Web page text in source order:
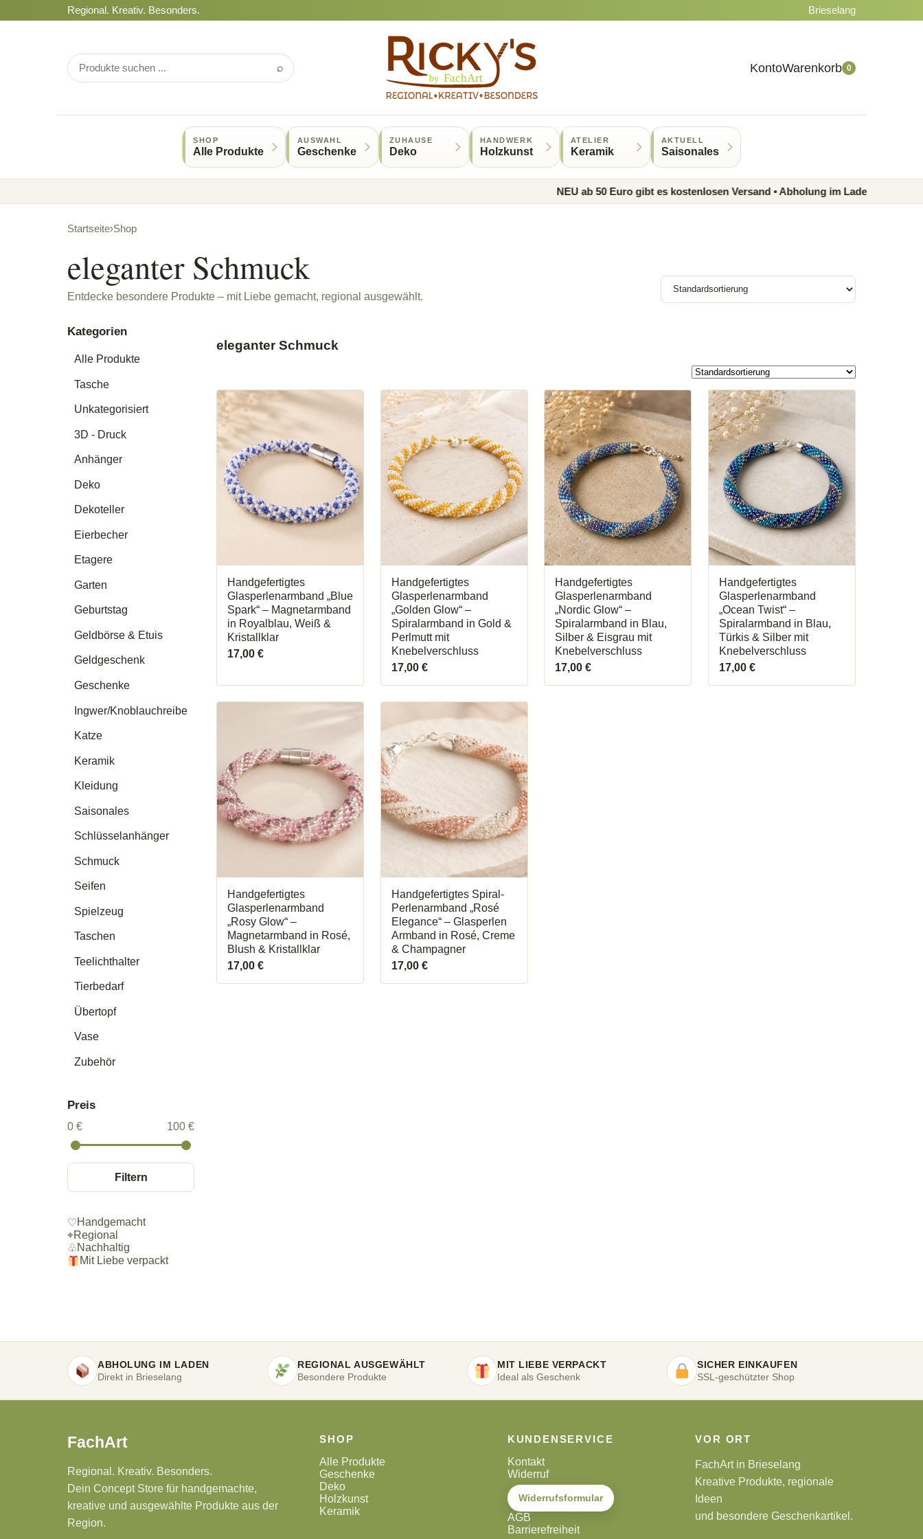
Regional. Kreativ. Besonders. Brieselang
⌕ KontoWarenkorb 0
SHOP
Alle Produkte
AUSWAHL
Geschenke
ZUHAUSE
Deko
HANDWERK
Holzkunst
ATELIER
Keramik
AKTUELL
Saisonales
NEU ab 50 Euro gibt es kostenlosen Versand • Abholung im Laden möglich •
Startseite›Shop
eleganter Schmuck
Entdecke besondere Produkte – mit Liebe gemacht, regional ausgewählt.
Kategorien
Alle Produkte
Tasche
Unkategorisiert
3D - Druck
Anhänger
Deko
Dekoteller
Eierbecher
Etagere
Garten
Geburtstag
Geldbörse & Etuis
Geldgeschenk
Geschenke
Ingwer/Knoblauchreibe
Katze
Keramik
Kleidung
Saisonales
Schlüsselanhänger
Schmuck
Seifen
Spielzeug
Taschen
Teelichthalter
Tierbedarf
Übertopf
Vase
Zubehör
Preis
0 € 100 €
Filtern
♡Handgemacht
⌖Regional
♧Nachhaltig
Mit Liebe verpackt
eleganter Schmuck
Handgefertigtes
Glasperlenarmband „Blue
Spark“ – Magnetarmband
in Royalblau, Weiß &
Kristallklar
17,00€
Handgefertigtes
Glasperlenarmband
„Golden Glow“ –
Spiralarmband in Gold &
Perlmutt mit
Knebelverschluss
17,00 €
Handgefertigtes
Glasperlenarmband
„Nordic Glow“ –
Spiralarmband in Blau,
Silber & Eisgrau mit
Knebelverschluss
17,00€
Handgefertigtes
Glasperlenarmband
„Ocean Twist“ –
Spiralarmband in Blau,
Türkis & Silber mit
Knebelverschluss
17,00 €
Handgefertigtes
Glasperlenarmband
„Rosy Glow“ –
Magnetarmband in Rosé,
Blush & Kristallklar
17,00€
Handgefertigtes Spiral-
Perlenarmband „Rosé
Elegance“ – Glasperlen
Armband in Rosé, Creme
& Champagner
17,00 €
ABHOLUNG IM LADEN
Direkt in Brieselang
REGIONAL AUSGEWÄHLT
Besondere Produkte
MIT LIEBE VERPACKT
Ideal als Geschenk
SICHER EINKAUFEN
SSL-geschützter Shop
FachArt
Regional. Kreativ. Besonders.
Dein Concept Store für handgemachte,
kreative und ausgewählte Produkte aus der
Region.
SHOP
Alle Produkte
Geschenke
Deko
Holzkunst
Keramik
KUNDENSERVICE
Kontakt
Widerruf
Widerrufsformular
AGB
Barrierefreiheit
VOR ORT
FachArt in Brieselang
Kreative Produkte, regionale
Ideen
und besondere Geschenkartikel.